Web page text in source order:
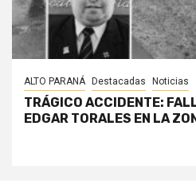
ALTO PARANÁ Destacadas Noticias
TRÁGICO ACCIDENTE:
EDGAR TORALES EN LA